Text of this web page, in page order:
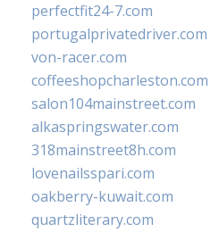
perfectfit24-7.com
portugalprivatedriver.com
von-racer.com
coffeeshopcharleston.com
salon104mainstreet.com
alkaspringswater.com
318mainstreet8h.com
lovenailsspari.com
oakberry-kuwait.com
quartzliterary.com